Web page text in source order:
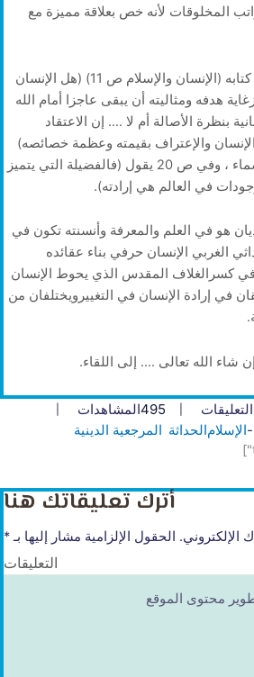
المخلوقات لأنه خص بعلاقة مميزة مع
يقول (د.علي شريعتي) في كتابه (الإنسان والإسلام ص 11) (هل الإنسان
هدفه ومثاليته أن يبقى عاجزا أمام الله
بنظرة الأصالة أم لا …. إن الاعتقاد
والإعتراف بقيمته وعظمة خصائصه)
وسرقوته أن الله علمه الأسماء ، وفي ص 20 يقول (فالفضيلة التي يتميز
في العالم هي إرادته).
هو في العلم والمعرفة وأنسنته تكون في
الغربي الإنسان حرفي بناء عقائده
في كسرالغلاف المقدس الذي يحوط الإنسان
في إرادة الإنسان في التغييرويختلفان من
التعليقات 495المشاهدات
الإسلامالحداثة المرجعية الدينية
أترك تعليقاتك هنا
الإلكتروني. الحقول الإلزامية مشار إليها بـ*
التعليقات